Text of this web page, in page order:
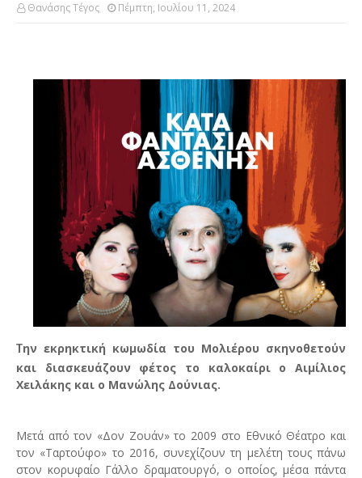
Θανάσης Τέγος Πέμπτη, Ιουλίου 11, 2024
Την εκρηκτική κωμωδία του Μολιέρου σκηνοθετούν
και διασκευάζουν φέτος το καλοκαίρι ο Αιμίλιος
Χειλάκης και ο Μανώλης Δούνιας.
Μετά από τον «Δον Ζουάν» το 2009 στο Εθνικό Θέατρο και
τον «Ταρτούφο» το 2016, συνεχίζουν τη μελέτη τους πάνω
στον κορυφαίο Γάλλο δραματουργό, ο οποίος, μέσα πάντα